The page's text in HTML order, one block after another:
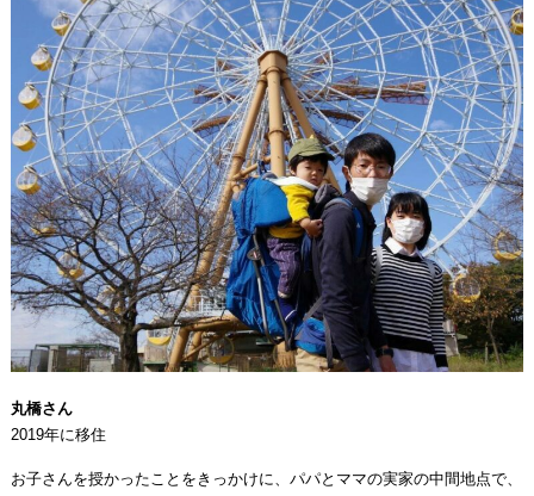
丸橋さん
2019年に移住
お子さんを授かったことをきっかけに、パパとママの実家の中間地点で、